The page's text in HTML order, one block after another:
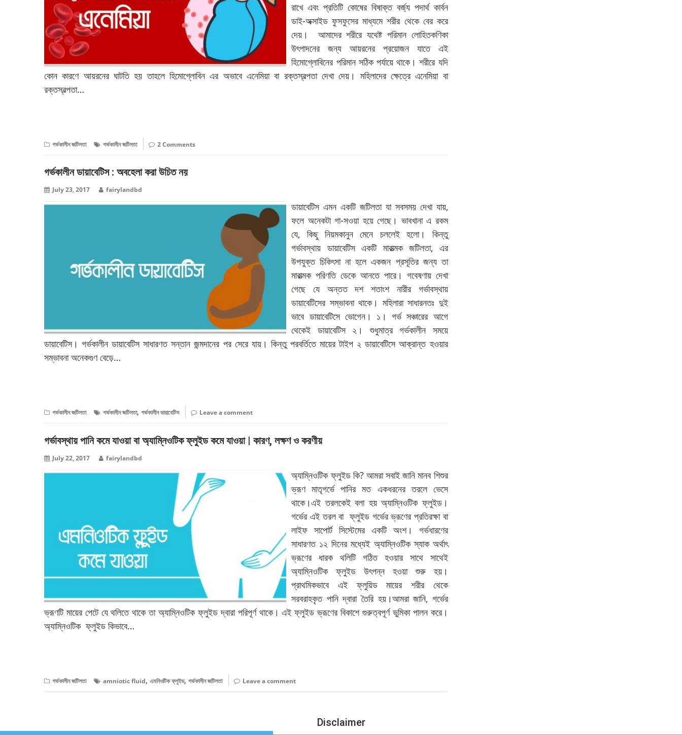
রাখে এবং প্রতিটি কোষের বিষাক্ত বর্জ্য পদার্থ কার্বন
ডাই-অক্সাইড ফুসফুসের মাধ্যমে শরীর থেকে বের করে
দেয়। আমাদের শরীরে যথেষ্ট পরিমান লোহিতকণিকা
উৎপাদনের জন্য আয়রনের প্রয়োজন যাতে এই
হিমোগ্লোবিনের পরিমান সঠিক পর্যায়ে থাকে। শরীরে যদি
কোন কারণে আয়রনের ঘাটতি হয় তাহলে হিমোগ্লোবিন এর অভাবে এনেমিয়া বা রক্তস্বল্পতা দেখা দেয়। মহিলাদের ক্ষেত্রে এনেমিয়া বা
রক্তস্বল্পতা…
গর্ভকালীন জটিলতা গর্ভকালীন জটিলতা 2 Comments
গর্ভকালীন ডায়াবেটিস : অবহেলা করা উচিত নয়
July 23, 2017 fairylandbd
ডায়াবেটিস এমন একটি জটিলতা যা সবসময় দেখা যায়,
ফলে অনেকটা গা-সওয়া হয়ে গেছে। ভাবখানা এ রকম
যে, কিছু নিয়মকানুন মেনে চললেই হলো। কিন্তু
গর্ভাবস্থায় ডায়াবেটিস একটি মারাত্মক জটিলতা, এর
উপযুক্ত চিকিৎসা না হলে একজন প্রসূতির জন্য তা
মারাত্মক পরিণতি ডেকে আনতে পারে। গবেষণায় দেখা
গেছে যে অন্তত দশ শতাংশ নারীর গর্ভাবস্থায়
ডায়াবেটিসের সম্ভাবনা থাকে। মহিলারা সাধারনতঃ দুই
ভাবে ডায়াবেটিসে ভোগেন। ১। গর্ভ সঞ্চারের আগে
থেকেই ডায়াবেটিস ২। শুধুমাত্র গর্ভকালীন সময়ে
ডায়াবেটিস। গর্ভকালীন ডায়াবেটিস সাধারণত সন্তান জন্মদানের পর সেরে যায়। কিন্তু পরবর্তিতে মায়ের টাইপ ২ ডায়াবেটিসে আক্রান্ত হওয়ার
সম্ভাবনা অনেকগুণ বেড়ে…
গর্ভকালীন জটিলতা গর্ভকালীন জটিলতা, গর্ভকালীন ডায়াবেটিস Leave a comment
গর্ভাবস্থায় পানি কমে যাওয়া বা অ্যাম্নিওটিক ফ্লুইড কমে যাওয়া | কারণ, লক্ষণ ও করণীয়
July 22, 2017 fairylandbd
অ্যাম্নিওটিক ফ্লুইড কি? আমরা সবাই জানি মানব শিশুর
ভ্রূণ মাতৃগর্ভে পানির মত একধরনের তরলে ভেসে
থাকে।এই তরলকেই বলা হয় অ্যাম্নিওটিক ফ্লুইড।
গর্ভের এই তরল বা ফ্লুইড গর্ভের ভ্রূণের প্রতিরক্ষা বা
লাইফ সাপোর্ট সিস্টেমের একটি অংশ। গর্ভধারণের
সাধারণত ১২ দিনের মধ্যেই অ্যাম্নিওটিক স্যাক অর্থাৎ
ভ্রূণের ধারক থলিটি গঠিত হওয়ার সাথে সাথেই
অ্যাম্নিওটিক ফ্লুইড উৎপন্ন হওয়া শুরু হয়।
প্রাথমিকভাবে এই ফ্লুয়িড মায়ের শরীর থেকে
সরবরাহকৃত পানি দ্বারা তৈরি হয়।আমরা জানি, গর্ভের
ভ্রূণটি মায়ের পেটে যে থলিতে থাকে তা অ্যাম্নিওটিক ফ্লুইড দ্বারা পরিপূর্ণ থাকে। এই ফ্লুইড ভ্রূণের বিকাশে গুরুত্বপূর্ণ ভুমিকা পালন করে।
অ্যাম্নিওটিক ফ্লুইড কিভাবে…
গর্ভকালীন জটিলতা amniotic fluid, এমনিওটিক ফ্লুইড, গর্ভকালীন জটিলতা Leave a comment
Disclaimer